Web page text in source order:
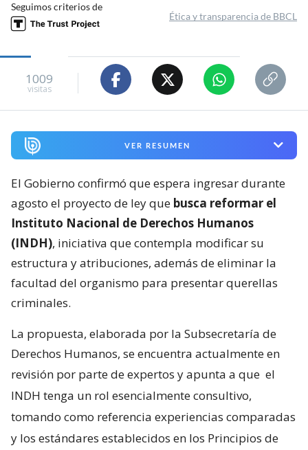
Seguimos criterios de
Ética y transparencia de BBCL
1009
visitas
VER RESUMEN
El Gobierno confirmó que espera ingresar durante
agosto el proyecto de ley que busca reformar el
Instituto Nacional de Derechos Humanos
(INDH), iniciativa que contempla modificar su
estructura y atribuciones, además de eliminar la
facultad del organismo para presentar querellas
criminales.
La propuesta, elaborada por la Subsecretaría de
Derechos Humanos, se encuentra actualmente en
revisión por parte de expertos y apunta a que el
INDH tenga un rol esencialmente consultivo,
tomando como referencia experiencias comparadas
y los estándares establecidos en los Principios de